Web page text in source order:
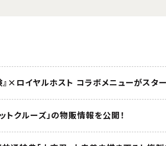
×ロイヤルホスト コラボメニューがスター
トクルーズ」の物販情報を公開！